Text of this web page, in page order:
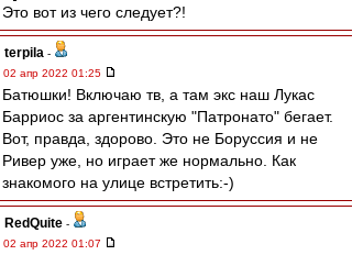
Это вот из чего следует?!
terpila -
02 апр 2022 01:25
Батюшки! Включаю тв, а там экс наш Лукас
Барриос за аргентинскую "Патронато" бегает.
Вот, правда, здорово. Это не Боруссия и не
Ривер уже, но играет же нормально. Как
знакомого на улице встретить:-)
RedQuite -
02 апр 2022 01:07